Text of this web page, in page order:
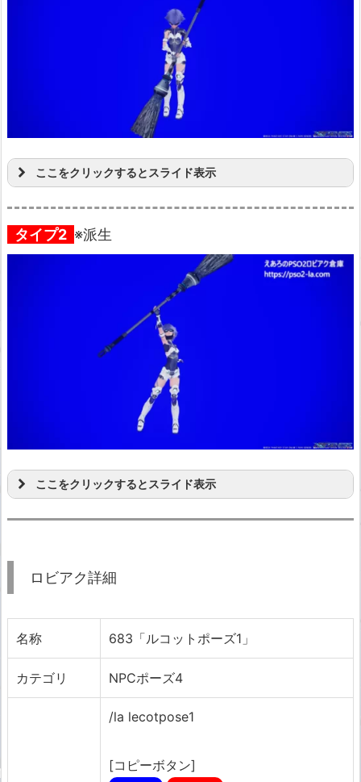
ここをクリックするとスライド表示
タイプ2 ※派生
ここをクリックするとスライド表示
ロビアク詳細
名称 683「ルコットポーズ1」
カテゴリ NPCポーズ4
/la lecotpose1
[コピーボタン]